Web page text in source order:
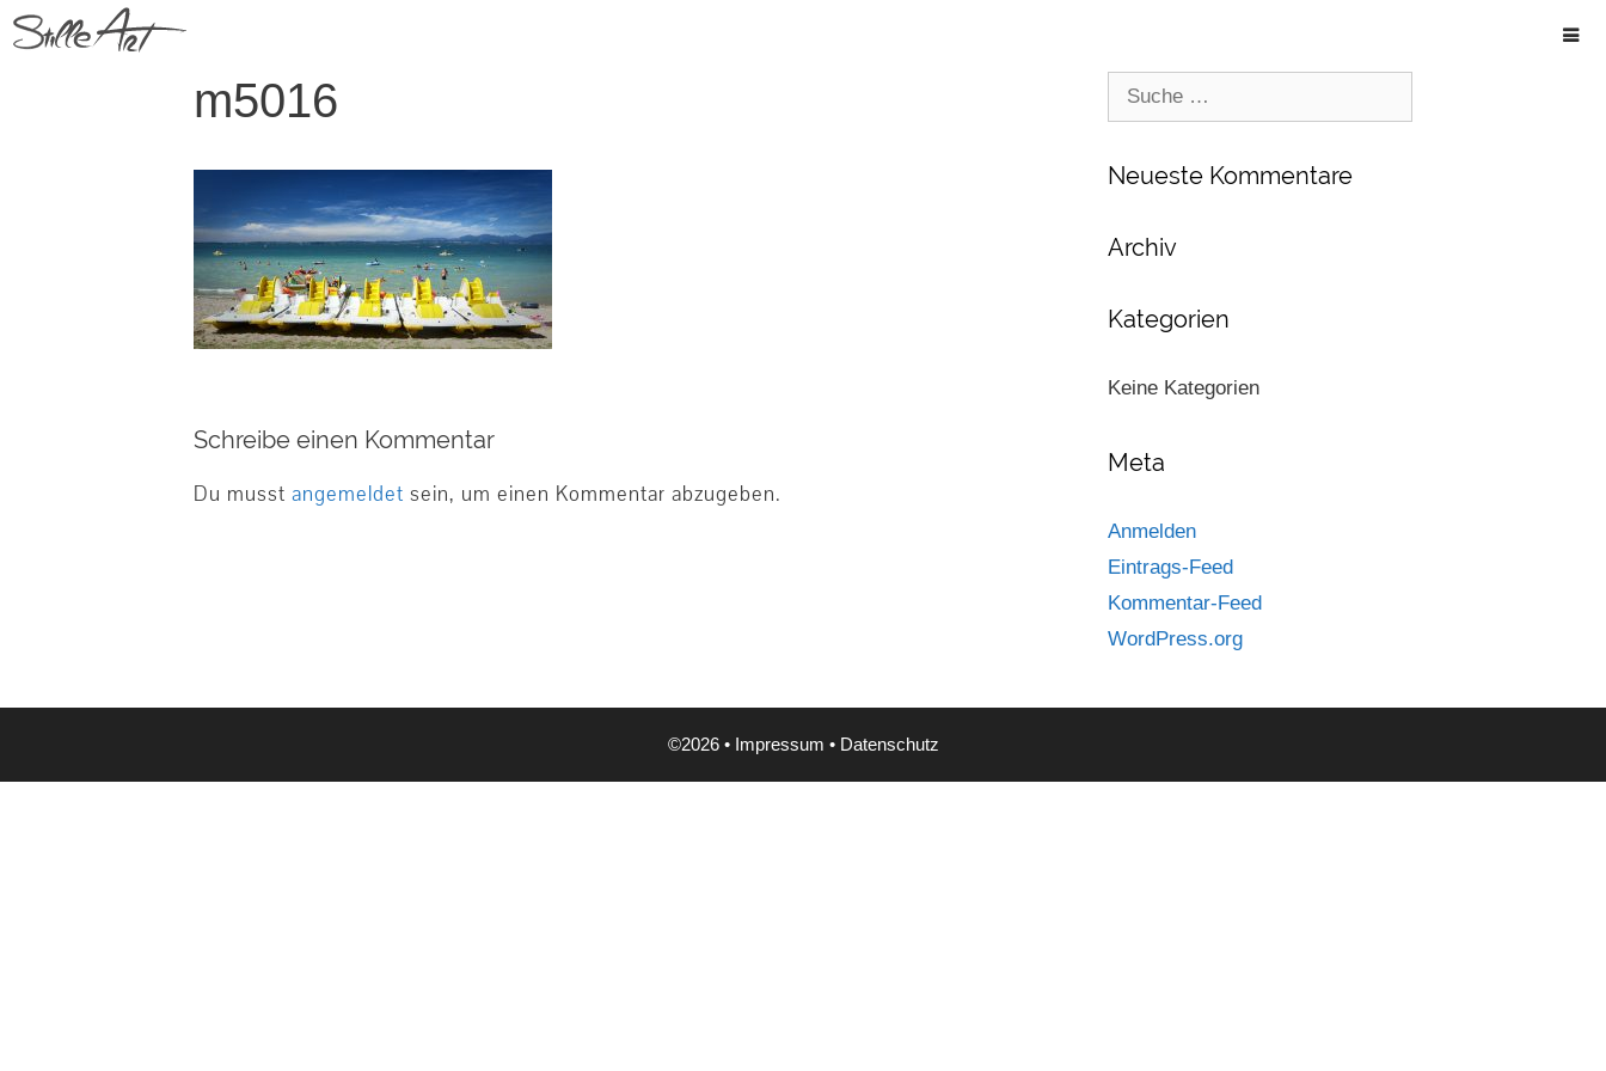
Springe
zum
m5016
Schreibe einen Kommentar
Du musst angemeldet sein, um einen Kommentar abzugeben.
Suche
nach:
Neueste Kommentare
Archiv
Kategorien
Keine Kategorien
Meta
Anmelden
Eintrags-Feed
Kommentar-Feed
WordPress.org
©2026 • Impressum • Datenschutz